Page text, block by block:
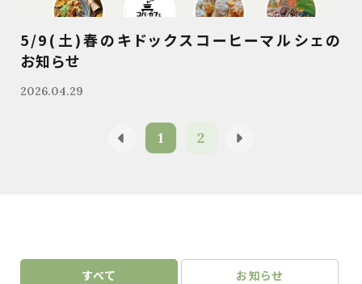
5/9(土)春のキドックスコーヒーマルシェの
お知らせ
2026.04.29
1 2
すべて お知らせ